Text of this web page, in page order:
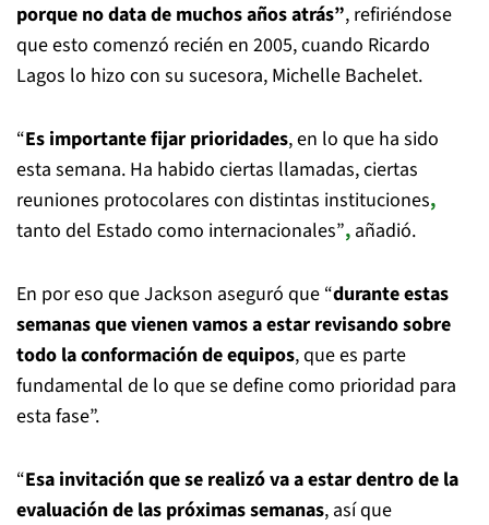
porque no data de muchos años atrás”, refiriéndose
que esto comenzó recién en 2005, cuando Ricardo
Lagos lo hizo con su sucesora, Michelle Bachelet.
“Es importante fijar prioridades, en lo que ha sido
esta semana. Ha habido ciertas llamadas, ciertas
reuniones protocolares con distintas instituciones,
tanto del Estado como internacionales”, añadió.
En por eso que Jackson aseguró que “durante estas
semanas que vienen vamos a estar revisando sobre
todo la conformación de equipos, que es parte
fundamental de lo que se define como prioridad para
esta fase”.
“Esa invitación que se realizó va a estar dentro de la
evaluación de las próximas semanas, así que